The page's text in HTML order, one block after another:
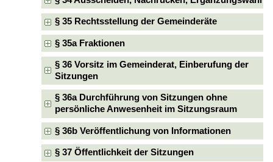
§ 35 Rechtsstellung der Gemeinderäte
§ 35a Fraktionen
§ 36 Vorsitz im Gemeinderat, Einberufung der
Sitzungen
§ 36a Durchführung von Sitzungen ohne
persönliche Anwesenheit im Sitzungsraum
§ 36b Veröffentlichung von Informationen
§ 37 Öffentlichkeit der Sitzungen